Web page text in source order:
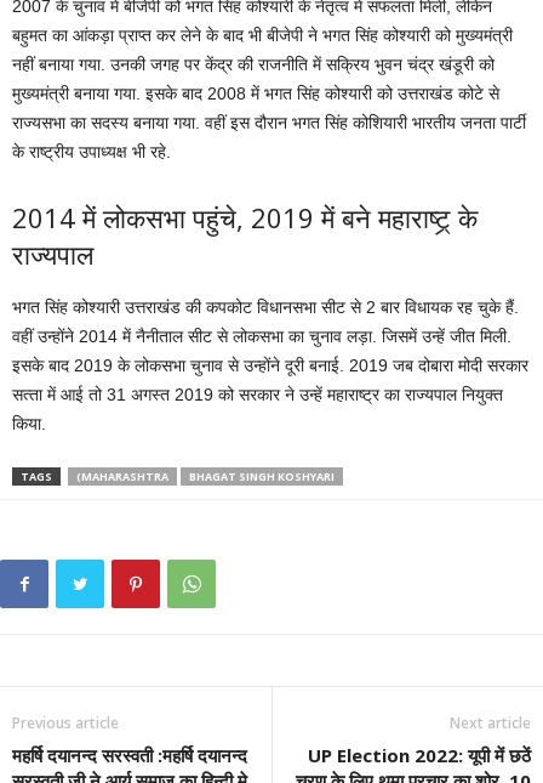
2007 के चुनाव में बीजेपी को भगत स‍िंह कोश्‍यारी के नेतृत्‍व में सफलता म‍िली, लेक‍िन
बहुमत का आंकड़ा प्राप्‍त कर लेने के बाद भी बीजेपी ने भगत स‍िंह कोश्‍यारी को मुख्‍यमंत्री
नहीं बनाया गया. उनकी जगह पर केंद्र की राजनीत‍ि में सक्र‍िय भुवन चंद्र खंडूरी को
मुख्‍यमंत्री बनाया गया. इसके बाद 2008 में भगत स‍िंह कोश्‍यारी को उत्तराखंड कोटे से
राज्यसभा का सदस्य बनाया गया. वहीं इस दौरान भगत सिंह कोशियारी भारतीय जनता पार्टी
के राष्ट्रीय उपाध्यक्ष भी रहे.
2014 में लोकसभा पहुंचे, 2019 में बने महाराष्‍ट्र् के
राज्‍यपाल
भगत सिंह कोश्यारी उत्तराखंड की कपकोट विधानसभा सीट से 2 बार विधायक रह चुके हैं.
वहीं उन्‍होंने 2014 में नैनीताल सीट से लोकसभा का चुनाव लड़ा. ज‍िसमें उन्‍हें जीत म‍िली.
इसके बाद 2019 के लोकसभा चुनाव से उन्‍होंने दूरी बनाई. 2019 जब दोबारा मोदी सरकार
सत्‍ता में आई तो 31 अगस्त 2019 को सरकार ने उन्हें महाराष्ट्र का राज्यपाल नियुक्त
किया.
TAGS (MAHARASHTRA BHAGAT SINGH KOSHYARI
Previous article
महर्षि दयानन्द सरस्वती :महर्षि दयानन्द
Next article
UP Election 2022: यूपी में छठें